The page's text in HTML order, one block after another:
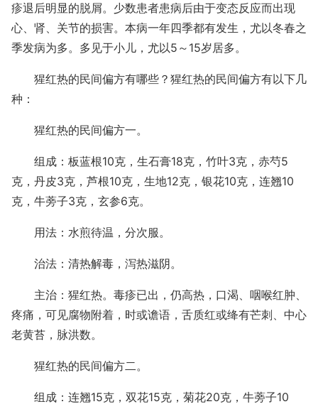
疹退后明显的脱屑。少数患者患病后由于变态反应而出现
心、肾、关节的损害。本病一年四季都有发生，尤以冬春之
季发病为多。多见于小儿，尤以5～15岁居多。
猩红热的民间偏方有哪些？猩红热的民间偏方有以下几
种：
猩红热的民间偏方一。
组成：板蓝根10克，生石膏18克，竹叶3克，赤芍5
克，丹皮3克，芦根10克，生地12克，银花10克，连翘10
克，牛蒡子3克，玄参6克。
用法：水煎待温，分次服。
治法：清热解毒，泻热滋阴。
主治：猩红热。毒疹已出，仍高热，口渴、咽喉红肿、
疼痛，可见腐物附着，时或谵语，舌质红或绛有芒刺、中心
老黄苔，脉洪数。
猩红热的民间偏方二。
组成：连翘15克，双花15克，菊花20克，牛蒡子10